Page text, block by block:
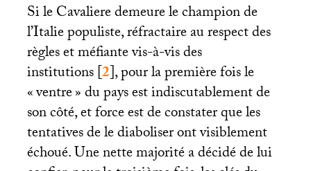
Si le Cavaliere demeure le champion de
l’Italie populiste, réfractaire au respect des
règles et méfiante vis-à-vis des
institutions[2], pour la première fois le
«ventre» du pays est indiscutablement de
son côté, et force est de constater que les
tentatives de le diaboliser ont visiblement
échoué. Une nette majorité a décidé de lui